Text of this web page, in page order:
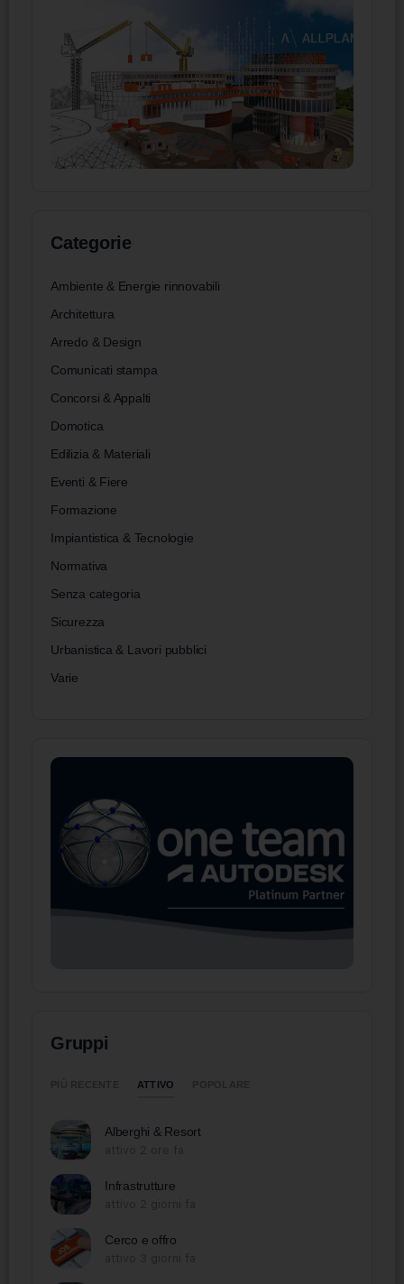
Categorie
Ambiente & Energie rinnovabili
Architettura
Arredo & Design
Comunicati stampa
Concorsi & Appalti
Domotica
Edilizia & Materiali
Eventi & Fiere
Formazione
Impiantistica & Tecnologie
Normativa
Senza categoria
Sicurezza
Urbanistica & Lavori pubblici
Varie
Gruppi
ATTIVO
Alberghi & Resort
Infrastrutture
Cerco e offro